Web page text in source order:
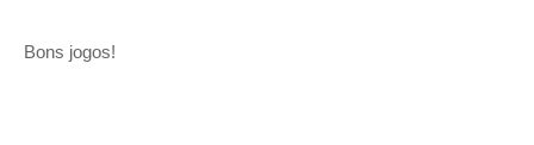
Bons jogos!